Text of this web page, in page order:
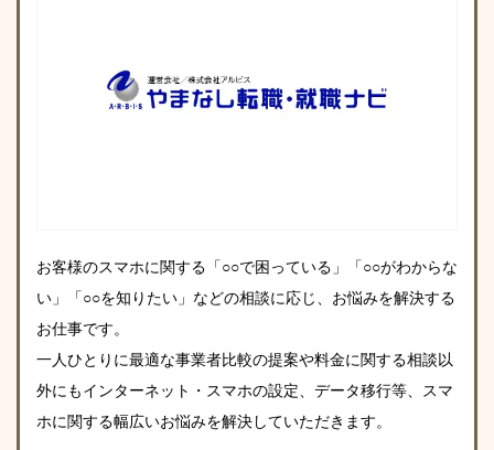
お客様のスマホに関する「○○で困っている」「○○がわからな
い」「○○を知りたい」などの相談に応じ、お悩みを解決する
お仕事です。
一人ひとりに最適な事業者比較の提案や料金に関する相談以
外にもインターネット・スマホの設定、データ移行等、スマ
ホに関する幅広いお悩みを解決していただきます。